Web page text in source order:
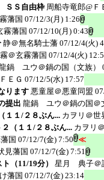
ＳＳ自由枠 周船寺竜郎@Ｆ
藩国 07/12/3(月) 1:26
霧藩国 07/12/10(月) 0:43
静＠無名騎士藩 07/12/4(火)
＠玄霧藩国 07/12/4(火)
鍋 ユウ＠鍋の国（文族）
ＥＧ 07/12/5(水) 17:57
ります 悪童屋＠悪童同盟
提出 龍鍋 ユウ＠鍋の国＠
１１/２８ぶん... カヲリ＠世
（１１/２８ぶん... カヲリ
国 07/12/7(金) 7:50 ≪
見藩国 07/12/7(金) 7:51
（11/19分）
星月 典子＠
藩国 07/12/7(金) 23:14